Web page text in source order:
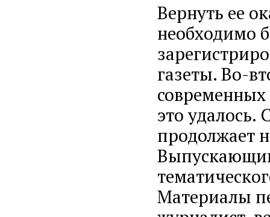
Вернуть ее
необходимо
газеты. Во-
это удалось.
продолжает
Материалы